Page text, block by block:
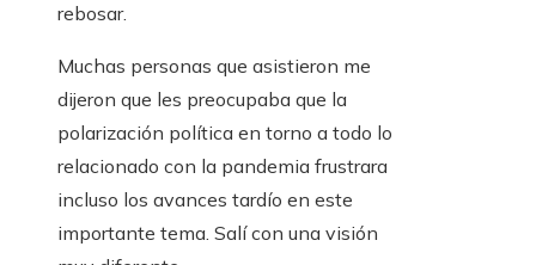
rebosar.
Muchas personas que asistieron me
dijeron que les preocupaba que la
polarización política en torno a todo lo
relacionado con la pandemia frustrara
incluso los avances tardío en este
importante tema. Salí con una visión